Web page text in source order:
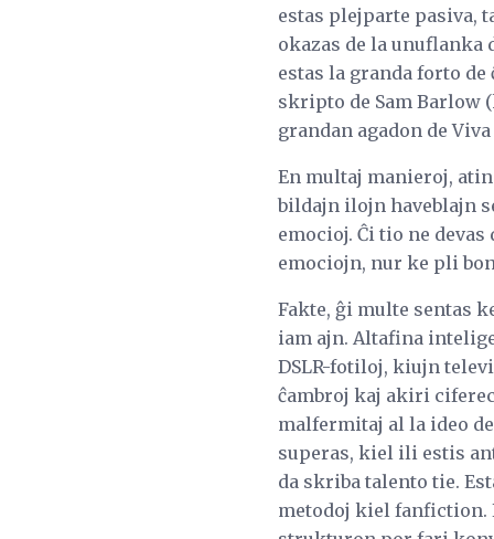
estas plejparte pasiva,
okazas de la unuflanka
estas la granda forto
skripto de Sam Barlow
grandan agadon de
En multaj manieroj,
bildajn ilojn haveblajn
emocioj. Ĉi tio ne
emociojn, nur ke pli
Fakte, ĝi multe sentas
iam ajn. Altafina
DSLR-fotiloj, kiujn
ĉambroj kaj akiri
malfermitaj al la ideo
superas, kiel ili estis
da skriba talento tie.
metodoj kiel fanfiction.